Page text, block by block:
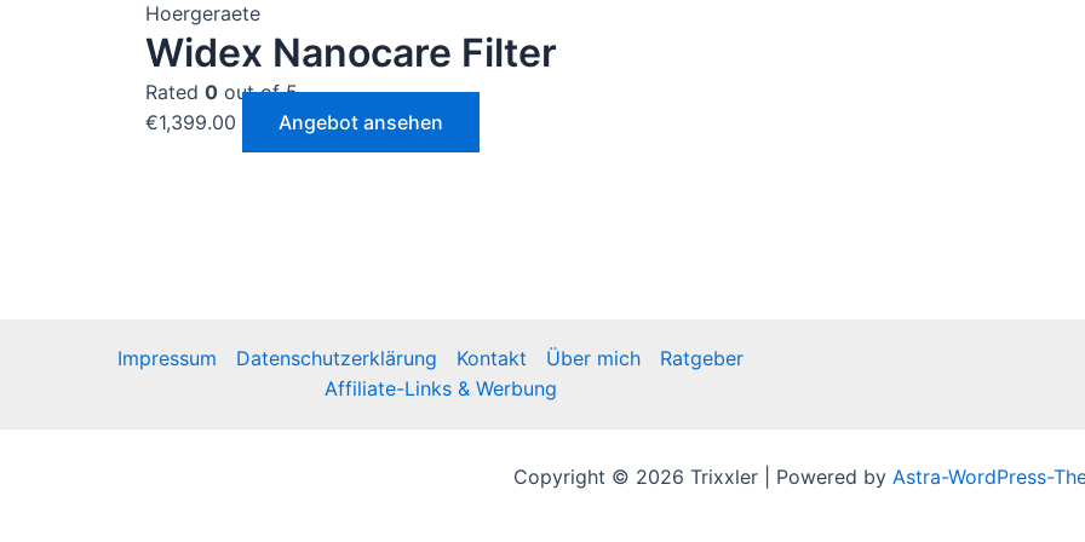
Hoergeraete
Widex Nanocare Filter
Rated 0 out of 5
€1,399.00 Angebot ansehen
Impressum Datenschutzerklärung Kontakt Über mich
Ratgeber
Affiliate-Links & Werbung
Copyright © 2026 Trixxler | Powered by Astra-WordPress-